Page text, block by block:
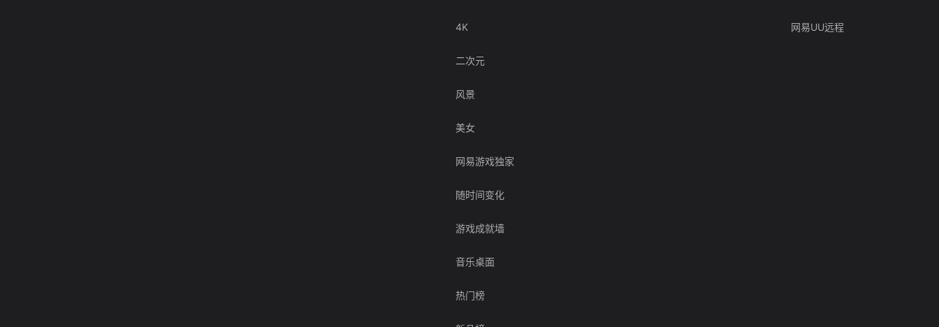
4K
二次元
风景
美女
网易游戏独家
随时间变化
游戏成就墙
音乐桌面
热门榜
网易UU远程